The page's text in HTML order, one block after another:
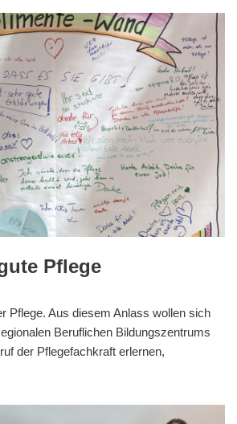
Pflege
Pflege. Aus diesem Anlass wollen sich
Beruflichen Bildungszentrums
der Pflegefachkraft erlernen,